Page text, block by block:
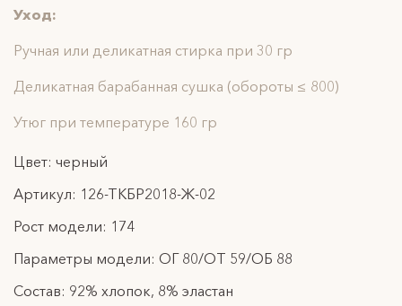
Уход:
Ручная или деликатная стирка при 30 гр
Деликатная барабанная сушка (обороты ≤ 800)
Утюг при температуре 160 гр
Цвет: черный
Артикул: 126-ТКБР2018-Ж-02
Рост модели: 174
Параметры модели: ОГ 80/ОТ 59/ОБ 88
Состав: 92% хлопок, 8% эластан